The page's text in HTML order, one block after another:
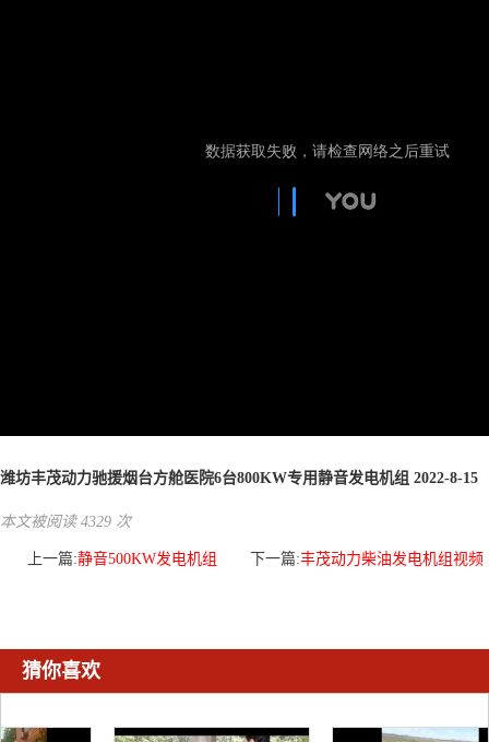
潍坊丰茂动力驰援烟台方舱医院6台800KW专用静音发电机组 2022-8-15
本文被阅读 4329 次
上一篇:静音500KW发电机组 下一篇:丰茂动力柴油发电机组视频
猜你喜欢